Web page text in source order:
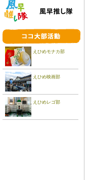
えひめモナカ部
えひめ映画部
えひめレゴ部